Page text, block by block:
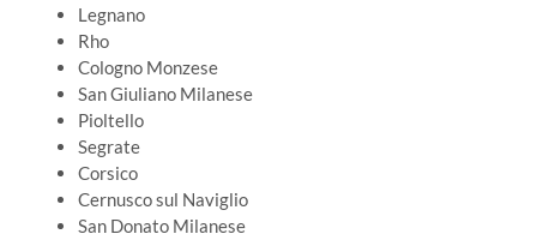
Legnano
Rho
Cologno Monzese
San Giuliano Milanese
Pioltello
Segrate
Corsico
Cernusco sul Naviglio
San Donato Milanese